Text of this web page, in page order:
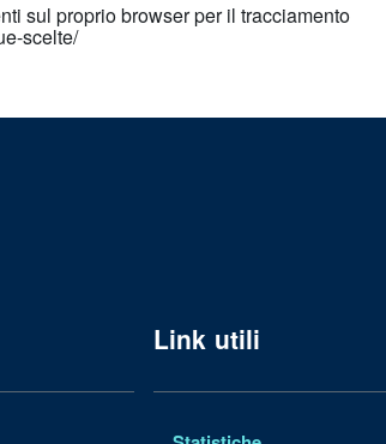
sul proprio browser per il tracciamento
scelte/
Link utili